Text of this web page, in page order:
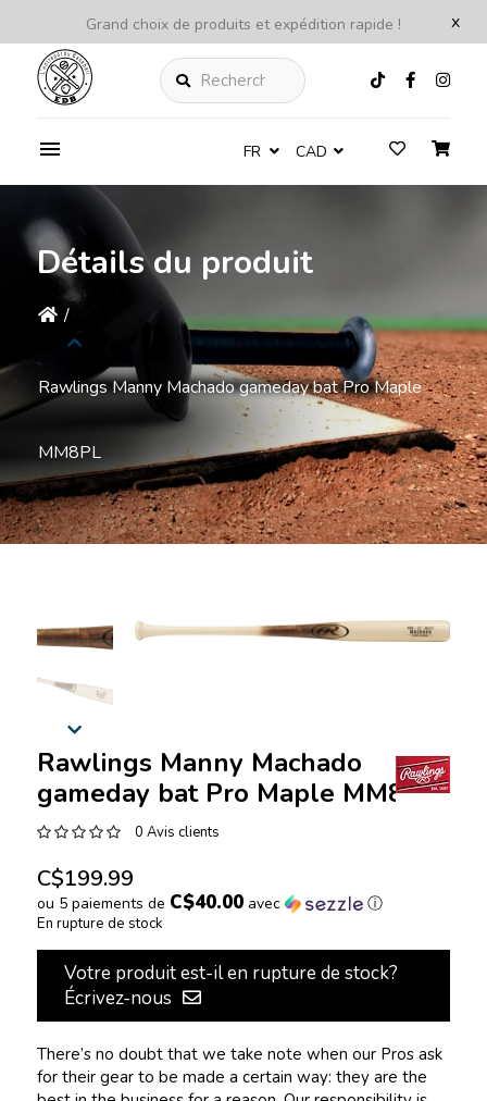
x
Grand choix de produits et expédition rapide !
Rechercher
FR CAD
Détails du produit
/
Rawlings Manny Machado gameday bat Pro Maple
MM8PL
Rawlings Manny Machado
gameday bat Pro Maple MM8PL
0 Avis clients
C$199.99
ou 5 paiements de C$40.00avec ⓘ
En rupture de stock
Votre produit est-il en rupture de stock?
Écrivez-nous
There’s no doubt that we take note when our Pros ask
for their gear to be made a certain way: they are the